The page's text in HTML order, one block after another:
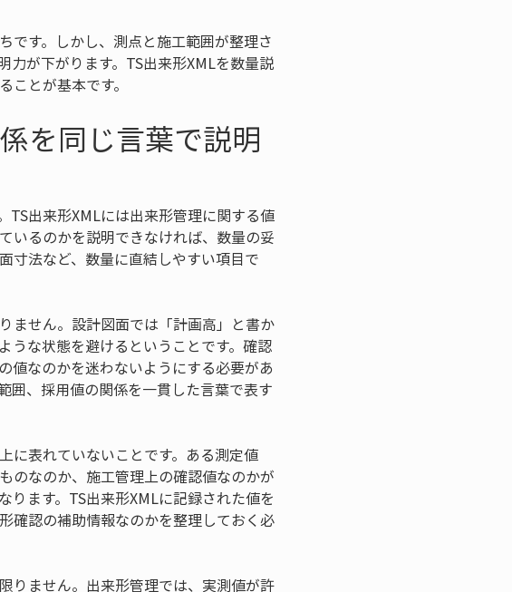
です。しかし、測点と施工範囲が整理さ
が下がります。TS出来形XMLを数量説
とが基本です。
を同じ言葉で説明
TS出来形XMLには出来形管理に関する値
いるのかを説明できなければ、数量の妥
寸法など、数量に直結しやすい項目で
ません。設計図面では「計画高」と書か
うな状態を避けるということです。確認
値なのかを迷わないようにする必要があ
囲、採用値の関係を一貫した言葉で表す
に表れていないことです。ある測定値
のなのか、施工管理上の確認値なのかが
ます。TS出来形XMLに記録された値を
確認の補助情報なのかを整理しておく必
りません。出来形管理では、実測値が許